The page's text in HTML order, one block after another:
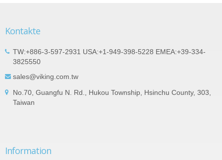
Kontakte
TW:+886-3-597-2931 USA:+1-949-398-5228 EMEA:+39-334-
3825550
sales@viking.com.tw
No.70, Guangfu N. Rd., Hukou Township, Hsinchu County, 303,
Taiwan
Information